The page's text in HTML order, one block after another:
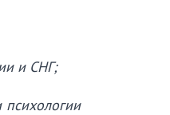
и СНГ;